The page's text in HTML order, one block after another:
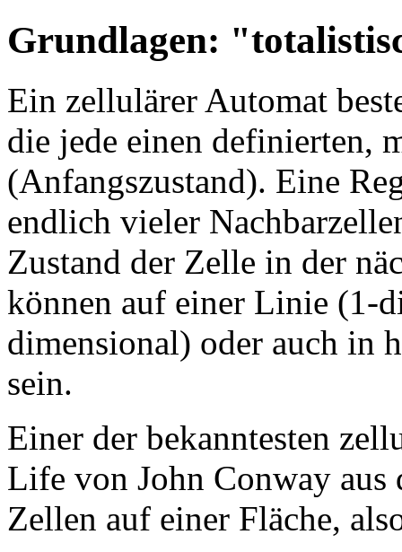
Grundlagen:
Ein zellulärer Automat
die jede einen definierten,
(Anfangszustand). Eine
endlich vieler
Zustand der Zelle in der
können auf einer Linie (1-
dimensional) oder auch in
sein.
Einer der bekanntesten
Life von John Conway aus
Zellen auf einer Fläche,